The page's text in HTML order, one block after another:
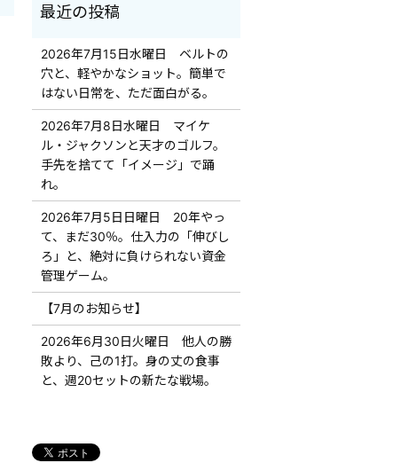
2026年7月15日水曜日 ベルトの
穴と、軽やかなショット。簡単で
はない日常を、ただ面白がる。
2026年7月8日水曜日 マイケ
ル・ジャクソンと天才のゴルフ。
手先を捨てて「イメージ」で踊
れ。
2026年7月5日日曜日 20年やっ
て、まだ30％。仕入力の「伸びし
ろ」と、絶対に負けられない資金
管理ゲーム。
【7月のお知らせ】
2026年6月30日火曜日 他人の勝
敗より、己の1打。身の丈の食事
と、週20セットの新たな戦場。